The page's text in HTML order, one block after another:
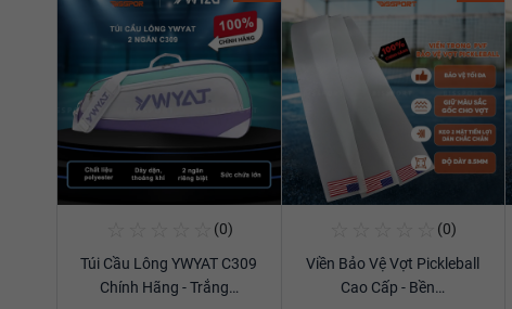
Xem chi tiết
(0)
Túi Cầu Lông YWYAT C309
Chính Hãng - Trắng…
Xem chi tiết
(0)
Viền Bảo Vệ Vợt Pickleball
Cao Cấp - Bền…